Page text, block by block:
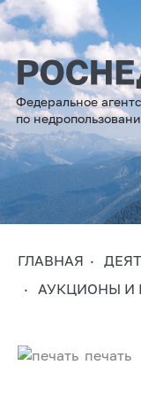
Федеральное
по
ГЛАВНАЯ
АУКЦИОНЫ И
печать